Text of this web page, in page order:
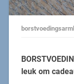
leuk om